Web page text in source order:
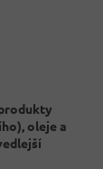
oleje a